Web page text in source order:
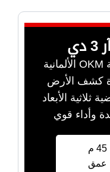
جيبارد جي بي آر من شركة OKM الألمانية
كشف الأرض
ثلاثية الأبعاد
وأداء قوي
45 م
عمق